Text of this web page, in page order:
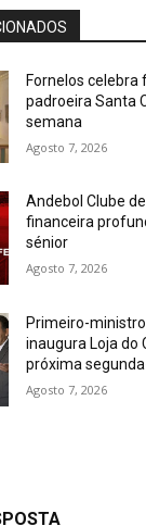
Fornelos celebra
padroeira Santa
semana
Agosto 7, 2026
Andebol Clube
financeira
sénior
Agosto 7, 2026
Primeiro-
inaugura Loja do
próxima
Agosto 7, 2026